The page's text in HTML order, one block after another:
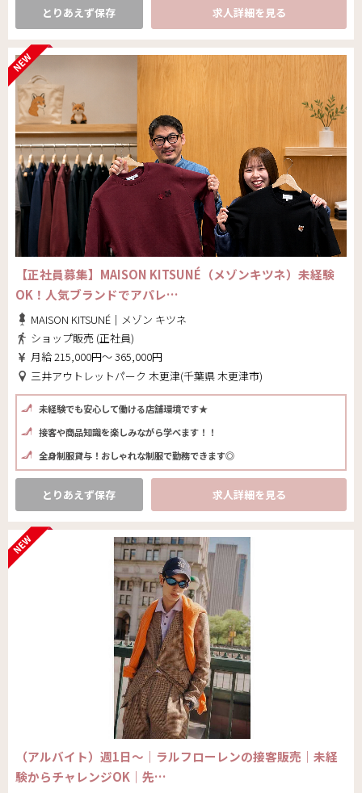
とりあえず保存 求人詳細を見る
【正社員募集】MAISON KITSUNÉ（メゾンキツネ）未経験
OK！人気ブランドでアパレ…
MAISON KITSUNÉ｜メゾン キツネ
ショップ販売 (正社員)
月給 215,000円～ 365,000円
三井アウトレットパーク 木更津(千葉県 木更津市)
未経験でも安心して働ける店舗環境です★
接客や商品知識を楽しみながら学べます！！
全身制服貸与！おしゃれな制服で勤務できます◎
とりあえず保存 求人詳細を見る
（アルバイト）週1日～｜ラルフローレンの接客販売｜未経
験からチャレンジOK｜先…